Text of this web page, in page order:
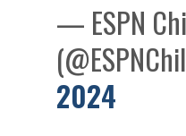
— ESPN
2024